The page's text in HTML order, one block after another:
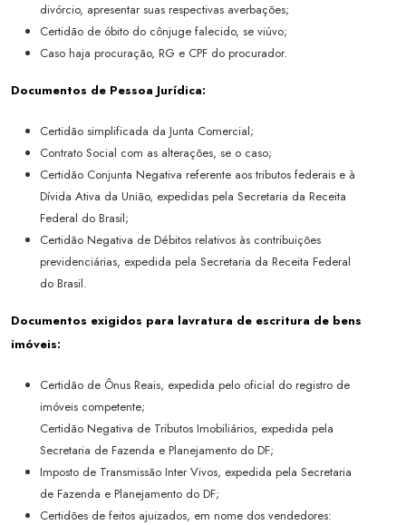
divórcio, apresentar suas respectivas averbações;
Certidão de óbito do cônjuge falecido, se viúvo;
Caso haja procuração, RG e CPF do procurador.
Documentos de Pessoa Jurídica:
Certidão simplificada da Junta Comercial;
Contrato Social com as alterações, se o caso;
Certidão Conjunta Negativa referente aos tributos federais e à
Dívida Ativa da União, expedidas pela Secretaria da Receita
Federal do Brasil;
Certidão Negativa de Débitos relativos às contribuições
previdenciárias, expedida pela Secretaria da Receita Federal
do Brasil.
Documentos exigidos para lavratura de escritura de bens
imóveis:
Certidão de Ônus Reais, expedida pelo oficial do registro de
imóveis competente;
Certidão Negativa de Tributos Imobiliários, expedida pela
Secretaria de Fazenda e Planejamento do DF;
Imposto de Transmissão Inter Vivos, expedida pela Secretaria
de Fazenda e Planejamento do DF;
Certidões de feitos ajuizados, em nome dos vendedores: